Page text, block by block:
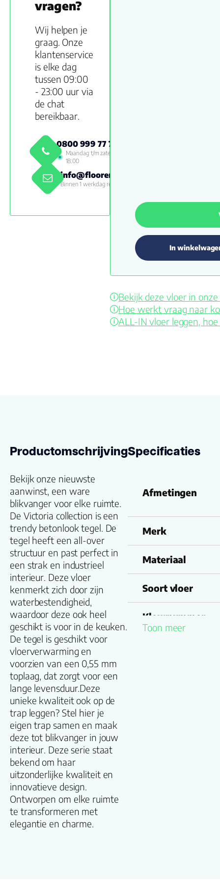
vragen?
Wij helpen je
graag. Onze
klantenservice
is elke dag
tussen 09:00
- 23:00 uur via
de chat
bereikbaar.
0800 999 77 79
Maandag t/m zaterdag 09:00 -
18:00
info@floorenmore.nl
Binnen 1 werkdag reactie
In
Bekijk deze vloer in
Hoe werkt vraag naar
ALL-IN vloer leggen,
Productomschrijving
Bekijk onze nieuwste
aanwinst, een ware
blikvanger voor elke ruimte.
De Victoria collection is een
trendy betonlook tegel. De
tegel heeft een all-over
structuur en past perfect in
een strak en industrieel
interieur. Deze vloer
kenmerkt zich door zijn
waterbestendigheid,
waardoor deze ook heel
geschikt is voor in de keuken.
De tegel is geschikt voor
vloerverwarming en
voorzien van een 0,55 mm
toplaag, dat zorgt voor een
lange levensduur.Deze
unieke kwaliteit ook op de
trap leggen? Stel hier je
eigen trap samen en maak
deze tot blikvanger in jouw
interieur. Deze serie staat
bekend om haar
uitzonderlijke kwaliteit en
innovatieve design.
Ontworpen om elke ruimte
te transformeren met
elegantie en charme.
Specificaties
Afmetingen
Merk
Materiaal
Soort vloer
Kleurnummer
Toon meer